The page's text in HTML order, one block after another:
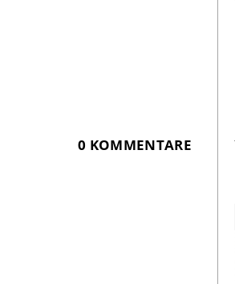
0 KOMMENTARE